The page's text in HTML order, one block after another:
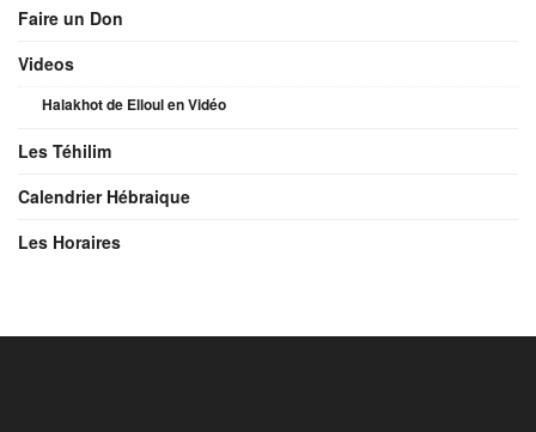
Faire un Don
Videos
Halakhot de Elloul en Vidéo
Les Téhilim
Calendrier Hébraique
Les Horaires